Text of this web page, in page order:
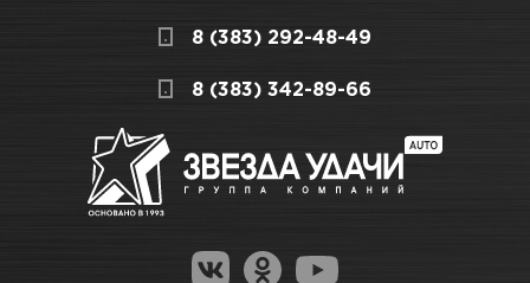
8 (383) 292-48-49
8 (383) 342-89-66